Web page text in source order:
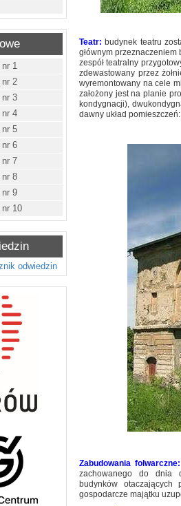
nr 1
nr 2
nr 3
nr 4
nr 5
nr 6
nr 7
nr 8
nr 9
nr 10
Teatr: budynek teatru
głównym
zespół teatralny
zdewastowany przez
wyremontowany na cele
założony jest na planie
kondygnacji),
dawny układ
Zabudowania folwarczne:
zachowanego do dnia
budynków otaczających
gospodarcze majątku